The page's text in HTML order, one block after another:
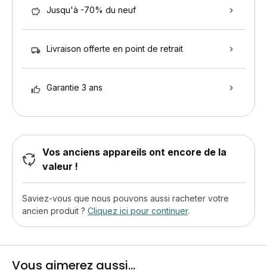
Jusqu'à -70% du neuf
Livraison offerte en point de retrait
Garantie 3 ans
Vos anciens appareils ont encore de la
valeur !
Saviez-vous que nous pouvons aussi racheter votre
ancien produit ? Cliquez ici pour continuer.
Vous aimerez aussi...